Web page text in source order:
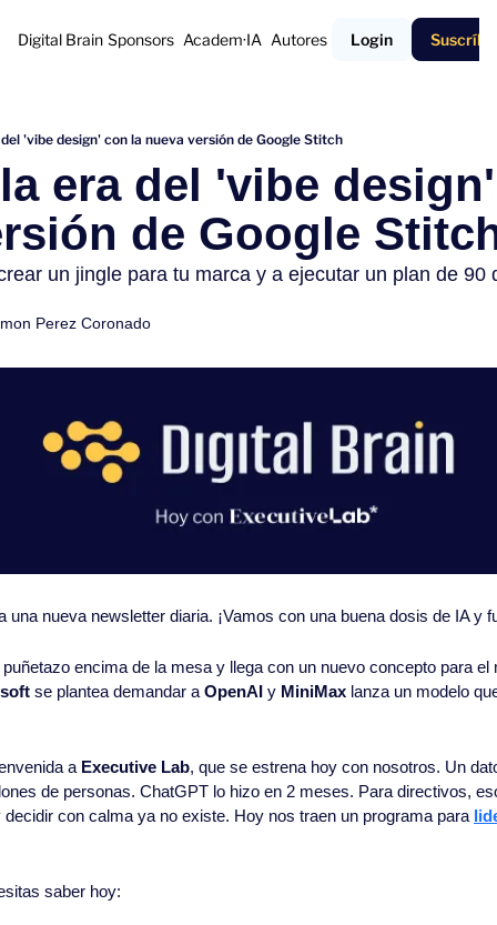
Digital Brain Sponsors Academ·IA Autores Login
'vibe design' con la nueva versión de Google Stitch
era del 'vibe
de Google
un jingle para tu marca y a ejecutar un plan de 90
Perez Coronado
una nueva newsletter diaria. ¡Vamos con una buena dosis de IA y
encima de la mesa y llega con un nuevo concepto para el
se plantea demandar a OpenAI y MiniMax lanza un modelo
a Executive Lab, que se estrena hoy con nosotros. Un
de personas. ChatGPT lo hizo en 2 meses. Para directivos,
con calma ya no existe. Hoy nos traen un programa para
saber hoy: